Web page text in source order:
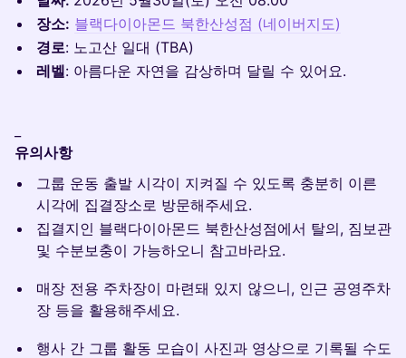
장소: 블랙다이아몬드 북한산성점 (네이버지도)
경로: 노고산 일대 (TBA)
레벨: 아름다운 자연을 감상하며 달릴 수 있어요.
유의사항
그룹 운동 출발 시각이 지켜질 수 있도록 충분히 이른
시각에 집결장소로 방문해주세요.
집결지인 블랙다이아몬드 북한산성점에서 탈의, 짐보관
및 수분보충이 가능하오니 참고바라요.
매장 전용 주차장이 마련돼 있지 않으니, 인근 공영주차
장 등을 활용해주세요.
행사 간 그룹 활동 모습이 사진과 영상으로 기록될 수도